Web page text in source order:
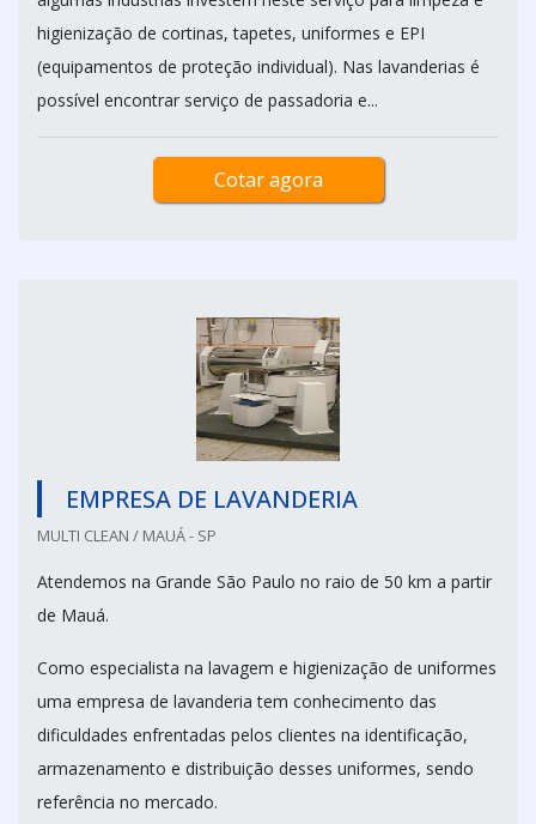
higienização de cortinas, tapetes, uniformes e EPI
(equipamentos de proteção individual). Nas lavanderias é
possível encontrar serviço de passadoria e...
Cotar agora
EMPRESA DE LAVANDERIA
MULTI CLEAN / MAUÁ - SP
Atendemos na Grande São Paulo no raio de 50 km a partir
de Mauá.
Como especialista na lavagem e higienização de uniformes
uma empresa de lavanderia tem conhecimento das
dificuldades enfrentadas pelos clientes na identificação,
armazenamento e distribuição desses uniformes, sendo
referência no mercado.